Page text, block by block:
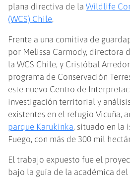
plana directiva de laWildlife
(WCS) Chile.
Frente a una comitiva de
por Melissa Carmody, directora
la WCS Chile, y Cristóbal
programa de Conservación
este nuevo Centro de
investigación territorial y
existentes en el refugio Vicuña,
parque Karukinka, situado en la
Fuego, con más de 300 mil
El trabajo expuesto fue el
bajo la guía de la académica